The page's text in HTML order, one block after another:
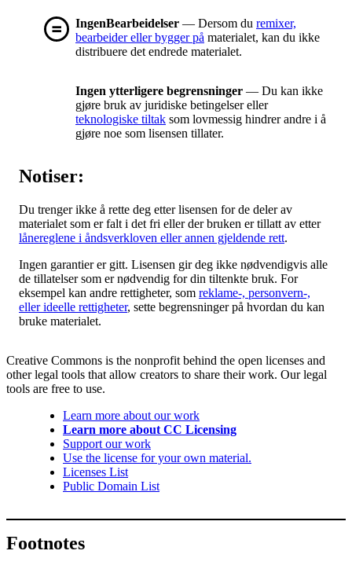
IngenBearbeidelser — Dersom du remixer,
bearbeider eller bygger på materialet, kan du ikke
distribuere det endrede materialet.
Ingen ytterligere begrensninger — Du kan ikke
gjøre bruk av juridiske betingelser eller
teknologiske tiltak som lovmessig hindrer andre i å
gjøre noe som lisensen tillater.
Notiser:
Du trenger ikke å rette deg etter lisensen for de deler av
materialet som er falt i det fri eller der bruken er tillatt av etter
lånereglene i åndsverkloven eller annen gjeldende rett.
Ingen garantier er gitt. Lisensen gir deg ikke nødvendigvis alle
de tillatelser som er nødvendig for din tiltenkte bruk. For
eksempel kan andre rettigheter, som reklame-, personvern-,
eller ideelle rettigheter, sette begrensninger på hvordan du kan
bruke materialet.
Creative Commons is the nonprofit behind the open licenses and
other legal tools that allow creators to share their work. Our legal
tools are free to use.
Learn more about our work
Learn more about CC Licensing
Support our work
Use the license for your own material.
Licenses List
Public Domain List
Footnotes